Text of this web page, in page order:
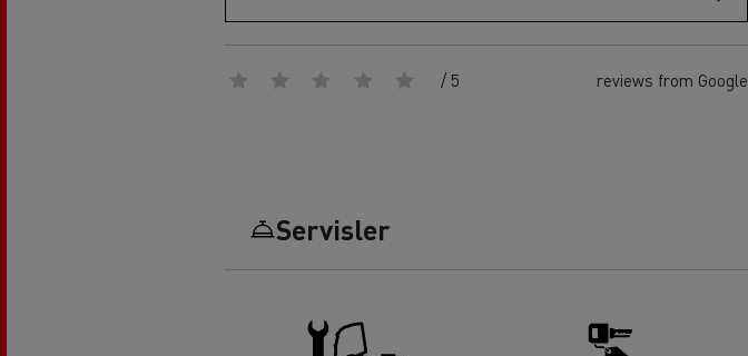
Uzun yol Frigo taşımacılığı
/ 5 reviews from Google
Servisler